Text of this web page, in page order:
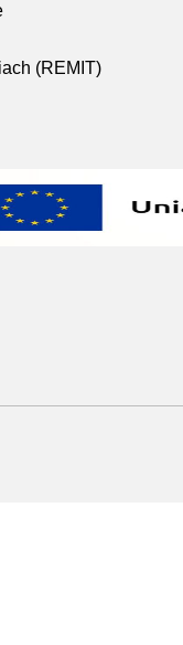
(REMIT)